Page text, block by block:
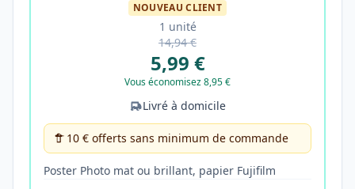
NOUVEAU CLIENT
1 unité
14,94 €
5,99 €
Vous économisez 8,95 €
Livré à domicile
10 € offerts sans minimum de commande
Poster Photo mat ou brillant, papier Fujifilm